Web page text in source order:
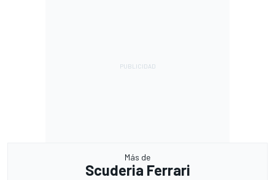
Más de
Scuderia Ferrari